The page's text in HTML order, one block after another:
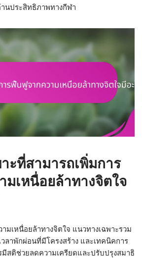
นประสิทธิภาพทางกีฬา
ะที่สามารถเพิ่มการ
เหนื่อยล้าทางจิตใจ
มเหนื่อยล้าทางจิตใจ แนวทางเฉพาะรวม
วลาพักผ่อนที่มีโครงสร้าง และเทคนิคการ
สติช่วยลดความเครียดและปรับปรุงสมาธิ